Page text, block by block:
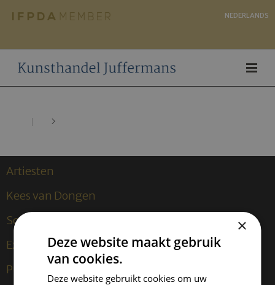
NEDERLANDS
Artiesten
Kees van Dongen
Sculpturen
Exposities
Publicaties
×
Deze website maakt gebruik
van cookies.
Deze website gebruikt cookies om uw